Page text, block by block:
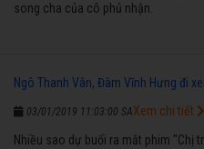
song cha của cô phủ nhận.
Ngô Thanh Vân, Đàm Vĩnh Hưng đi
03/01/2019 11:03:00 SA
Nhiều sao dự buổi ra mắt phim "Chị
Xem chi tiết